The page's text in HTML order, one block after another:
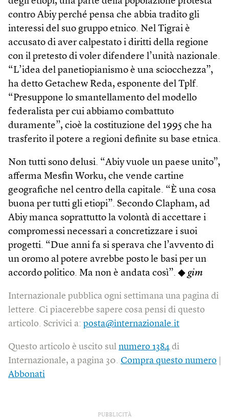
contro Abiy perché pensa che abbia tradito gli
interessi del suo gruppo etnico. Nel Tigrai è
accusato di aver calpestato i diritti della regione
con il pretesto di voler difendere l’unità nazionale.
“L’idea del panetiopianismo è una sciocchezza”,
ha detto Getachew Reda, esponente del Tplf.
“Presuppone lo smantellamento del modello
federalista per cui abbiamo combattuto
duramente”, cioè la costituzione del 1995 che ha
trasferito il potere a regioni definite su base etnica.
Non tutti sono delusi. “Abiy vuole un paese unito”,
afferma Mesfin Worku, che vende cartine
geografiche nel centro della capitale. “È una cosa
buona per tutti gli etiopi”. Secondo Clapham, ad
Abiy manca soprattutto la volontà di accettare i
compromessi necessari a concretizzare i suoi
progetti. “Due anni fa si sperava che l’avvento di
un oromo al potere avrebbe posto le basi per un
accordo politico. Ma non è andata così”. ◆ gim
Internazionale pubblica ogni settimana una pagina di
lettere. Ci piacerebbe sapere cosa pensi di questo
articolo. Scrivici a: posta@internazionale.it
Questo articolo è uscito sul numero 1384 di
Internazionale, a pagina 30. Compra questo numero
Abbonati
PUBBLICITÀ